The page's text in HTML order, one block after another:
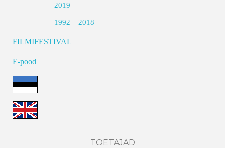
2019
1992 – 2018
FILMIFESTIVAL
E-pood
TOETAJAD